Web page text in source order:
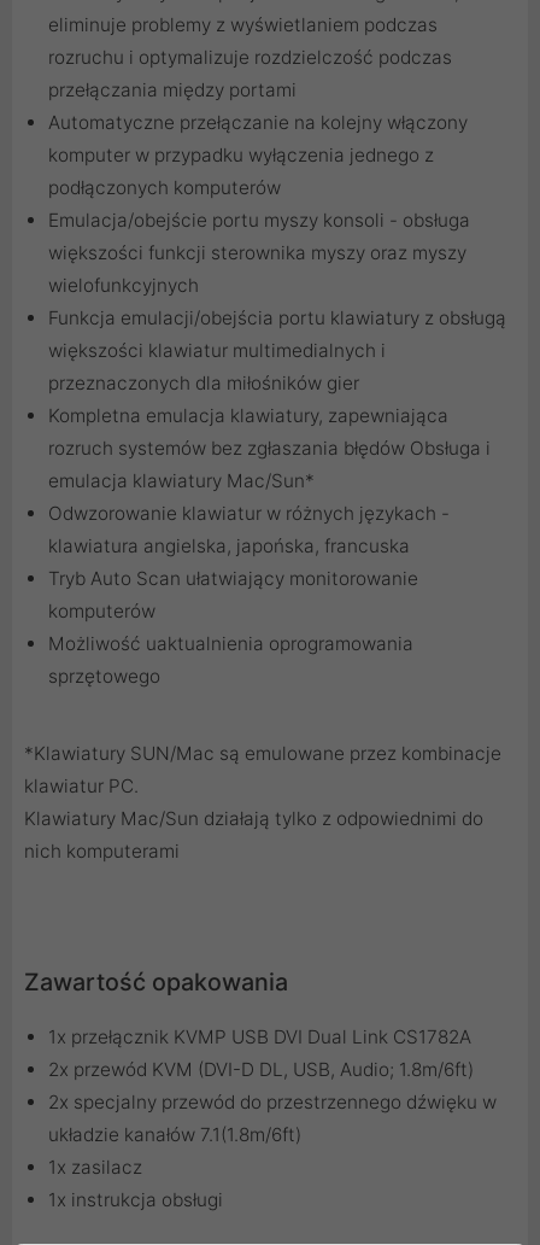
eliminuje problemy z wyświetlaniem podczas
rozruchu i optymalizuje rozdzielczość podczas
przełączania między portami
Automatyczne przełączanie na kolejny włączony
komputer w przypadku wyłączenia jednego z
podłączonych komputerów
Emulacja/obejście portu myszy konsoli - obsługa
większości funkcji sterownika myszy oraz myszy
wielofunkcyjnych
Funkcja emulacji/obejścia portu klawiatury z obsługą
większości klawiatur multimedialnych i
przeznaczonych dla miłośników gier
Kompletna emulacja klawiatury, zapewniająca
rozruch systemów bez zgłaszania błędów Obsługa i
emulacja klawiatury Mac/Sun*
Odwzorowanie klawiatur w różnych językach -
klawiatura angielska, japońska, francuska
Tryb Auto Scan ułatwiający monitorowanie
komputerów
Możliwość uaktualnienia oprogramowania
sprzętowego
*Klawiatury SUN/Mac są emulowane przez kombinacje
klawiatur PC.
Klawiatury Mac/Sun działają tylko z odpowiednimi do
nich komputerami
Zawartość opakowania
1x przełącznik KVMP USB DVI Dual Link CS1782A
2x przewód KVM (DVI-D DL, USB, Audio; 1.8m/6ft)
2x specjalny przewód do przestrzennego dźwięku w
układzie kanałów 7.1(1.8m/6ft)
1x zasilacz
1x instrukcja obsługi